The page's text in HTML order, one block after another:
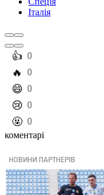
Італія
️👍 0
️🔥 0
️😄 0
️😢 0
️🤬 0
коментарі